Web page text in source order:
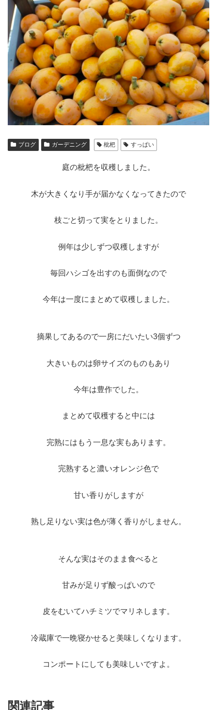
ブログ ガーデニング 枇杷 すっぱい
庭の枇杷を収穫しました。
木が大きくなり手が届かなくなってきたので
枝ごと切って実をとりました。
例年は少しずつ収穫しますが
毎回ハシゴを出すのも面倒なので
今年は一度にまとめて収穫しました。
摘果してあるので一房にだいたい3個ずつ
大きいものは卵サイズのものもあり
今年は豊作でした。
まとめて収穫すると中には
完熟にはもう一息な実もあります。
完熟すると濃いオレンジ色で
甘い香りがしますが
熟し足りない実は色が薄く香りがしません。
そんな実はそのまま食べると
甘みが足りず酸っぱいので
皮をむいてハチミツでマリネします。
冷蔵庫で一晩寝かせると美味しくなります。
コンポートにしても美味しいですよ。
関連記事